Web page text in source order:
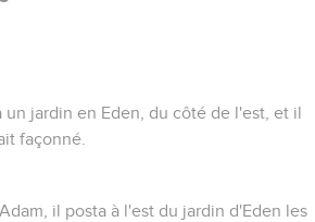
un jardin en Eden, du côté de l'est, et il
façonné.
il posta à l'est du jardin d'Eden les